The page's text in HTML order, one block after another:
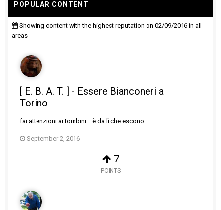
POPULAR CONTENT
Showing content with the highest reputation on 02/09/2016 in all
areas
7
POINTS
[ E. B. A. T. ] - Essere Bianconeri a
Torino
fai attenzioni ai tombini... è da lì che escono
September 2, 2016